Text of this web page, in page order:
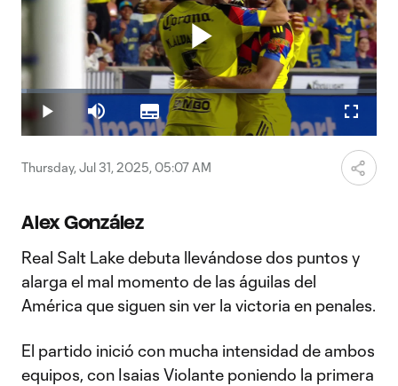
Play
Video
Play Mute
Loaded
1.38%
Subtitles
Thursday, Jul 31, 2025, 05:07 AM
Alex González
Real Salt Lake debuta llevándose dos puntos y
alarga el mal momento de las águilas del
América que siguen sin ver la victoria en penales.
El partido inició con mucha intensidad de ambos
equipos, con Isaias Violante poniendo la primera